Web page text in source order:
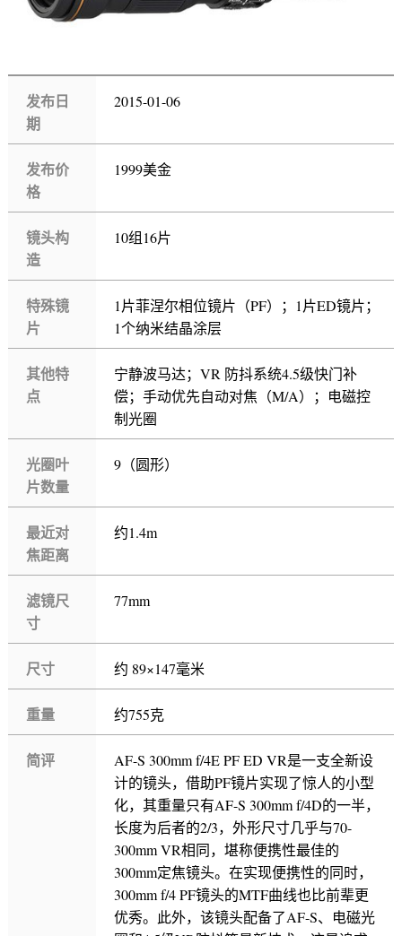
发布日
期
2015-01-06
发布价
格
1999美金
镜头构
造
10组16片
特殊镜
片
1片菲涅尔相位镜片（PF）；1片ED镜片；
1个纳米结晶涂层
其他特
点
宁静波马达；VR 防抖系统4.5级快门补
偿；手动优先自动对焦（M/A）；电磁控
制光圈
光圈叶
片数量
9（圆形）
最近对
焦距离
约1.4m
滤镜尺
寸
77mm
尺寸 约 89×147毫米
重量 约755克
简评
AF-S 300mm f/4E PF ED VR是一支全新设
计的镜头，借助PF镜片实现了惊人的小型
化，其重量只有AF-S 300mm f/4D的一半，
长度为后者的2/3，外形尺寸几乎与70-
300mm VR相同，堪称便携性最佳的
300mm定焦镜头。在实现便携性的同时，
300mm f/4 PF镜头的MTF曲线也比前辈更
优秀。此外，该镜头配备了AF-S、电磁光